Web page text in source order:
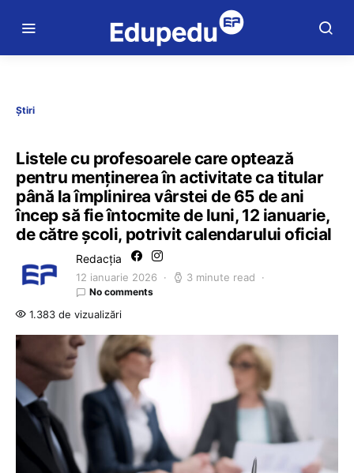
Știri
Listele cu profesoarele care optează
pentru menţinerea în activitate ca titular
până la împlinirea vârstei de 65 de ani
încep să fie întocmite de luni, 12 ianuarie,
de către școli, potrivit calendarului oficial
Redacția
12 ianuarie 2026 3 minute read
No comments
1.383 de vizualizări